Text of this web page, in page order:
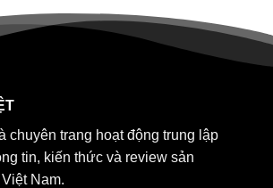
chuyên trang hoạt động trung lập
tin, kiến thức và review sản
Nam.